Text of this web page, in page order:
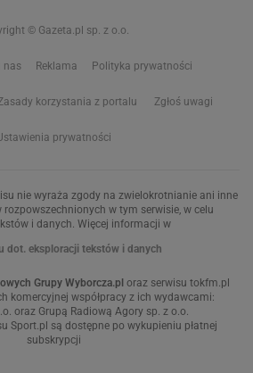
© Gazeta.pl sp. z o.o.
nas Reklama Polityka prywatności
korzystania z portalu Zgłoś uwagi
prywatności
nie wyraża zgody na zwielokrotnianie ani inne
w tym serwisie, w celu
i danych. Więcej informacji w
dot. eksploracji tekstów i danych
Grupy Wyborcza.pl oraz serwisu tokfm.pl
komercyjnej współpracy z ich wydawcami:
oraz Grupą Radiową Agory sp. z o.o.
Sport.pl są dostępne po wykupieniu płatnej
subskrypcji